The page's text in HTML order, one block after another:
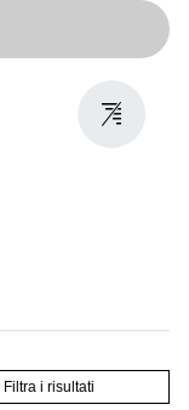
Filtra i risultati